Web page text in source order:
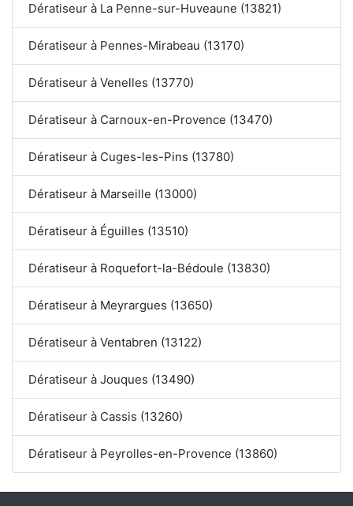
Dératiseur à La Penne-sur-Huveaune (13821)
Dératiseur à Pennes-Mirabeau (13170)
Dératiseur à Venelles (13770)
Dératiseur à Carnoux-en-Provence (13470)
Dératiseur à Cuges-les-Pins (13780)
Dératiseur à Marseille (13000)
Dératiseur à Éguilles (13510)
Dératiseur à Roquefort-la-Bédoule (13830)
Dératiseur à Meyrargues (13650)
Dératiseur à Ventabren (13122)
Dératiseur à Jouques (13490)
Dératiseur à Cassis (13260)
Dératiseur à Peyrolles-en-Provence (13860)